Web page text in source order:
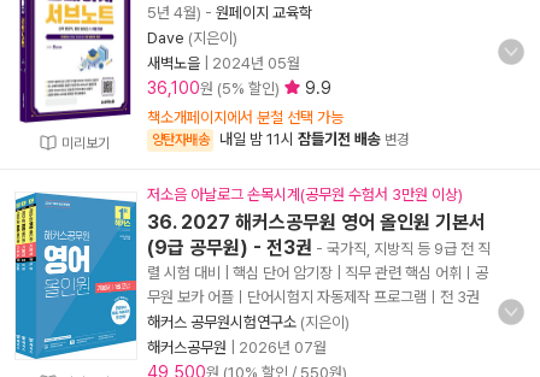
미리보기
5년 4월) - 원페이지 교육학
Dave (지은이)
새벽노을
2024년 05월
36,100원 (5% 할인) 9.9
책소개페이지에서 분철 선택 가능
양탄자배송 내일 밤 11시 잠들기전 배송 변경
저소음 아날로그 손목시계(공무원 수험서 3만원 이상)
36. 2027 해커스공무원 영어 올인원 기본서
(9급 공무원) - 전3권 - 국가직, 지방직 등 9급 전 직
렬 시험 대비 | 핵심 단어 암기장 | 직무 관련 핵심 어휘ㅣ공
무원 보카 어플ㅣ단어시험지 자동제작 프로그램ㅣ전 3권
해커스 공무원시험연구소 (지은이)
해커스공무원
2026년 07월
49,500원 (10% 할인 / 550원)